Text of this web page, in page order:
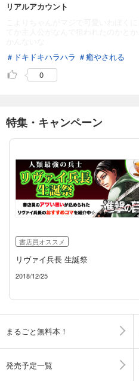
リアルアカウント
＃ドキドキハラハラ ＃癒やされる
0
特集・キャンペーン
書店員オススメ
リヴァイ兵長 生誕祭
2018/12/25
まるごと無料本！
発売予定一覧